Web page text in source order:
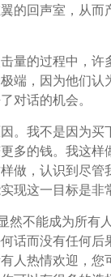
的回声室，从而
量的过程中，许
端，因为他们认
对话的机会。
。我不是因为买
多的钱。我这样
做，认识到尽管
现这一目标是非
然不能成为所有
话而没有任何后
人热情欢迎，您